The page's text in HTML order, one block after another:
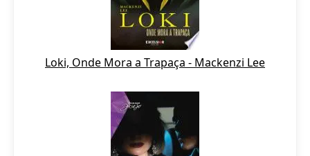
Loki, Onde Mora a Trapaça - Mackenzi Lee